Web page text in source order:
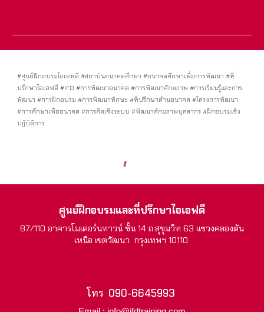
#ศูนย์ฝึกอบรมไอเอฟดี #สถาบันอนาคตศึกษา #อนาคตศึกษาเพื่อการพัฒนา #ที่
ปรึกษาไอเอฟดี #IFD #การพัฒนาอนาคต #การพัฒนาศักยภาพ #การเรียนรู้และการ
พัฒนา #การฝึกอบรม #การพัฒนาทักษะ #ที่ปรึกษาด้านอนาคต #โครงการพัฒนา
#การศึกษาเพื่ออนาคต #การคิดเชิงระบบ #พัฒนาศักยภาพบุคลากร #ฝึกอบรมเชิง
ปฏิบัติการ
ศูนย์ฝึกอบรมและที่ปรึกษาไอเอฟดี
87/110 อาคารโมเดอร์นทาวน์ ชั้น 14 ถ.สุขุมวิท 63 แขวงคลองตัน
เหนือ เขตวัฒนา กรุงเทพฯ 10110
โทร 090-6645993